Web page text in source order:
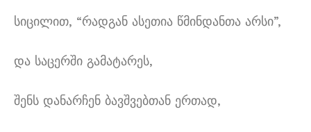
სიცილით, “რადგან ასეთია წმინდანთა არსი”,
და საცერში გამატარეს,
შენს დანარჩენ ბავშვებთან ერთად,